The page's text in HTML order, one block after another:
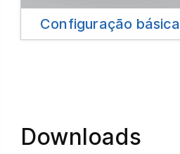
Configuração básica
Downloads